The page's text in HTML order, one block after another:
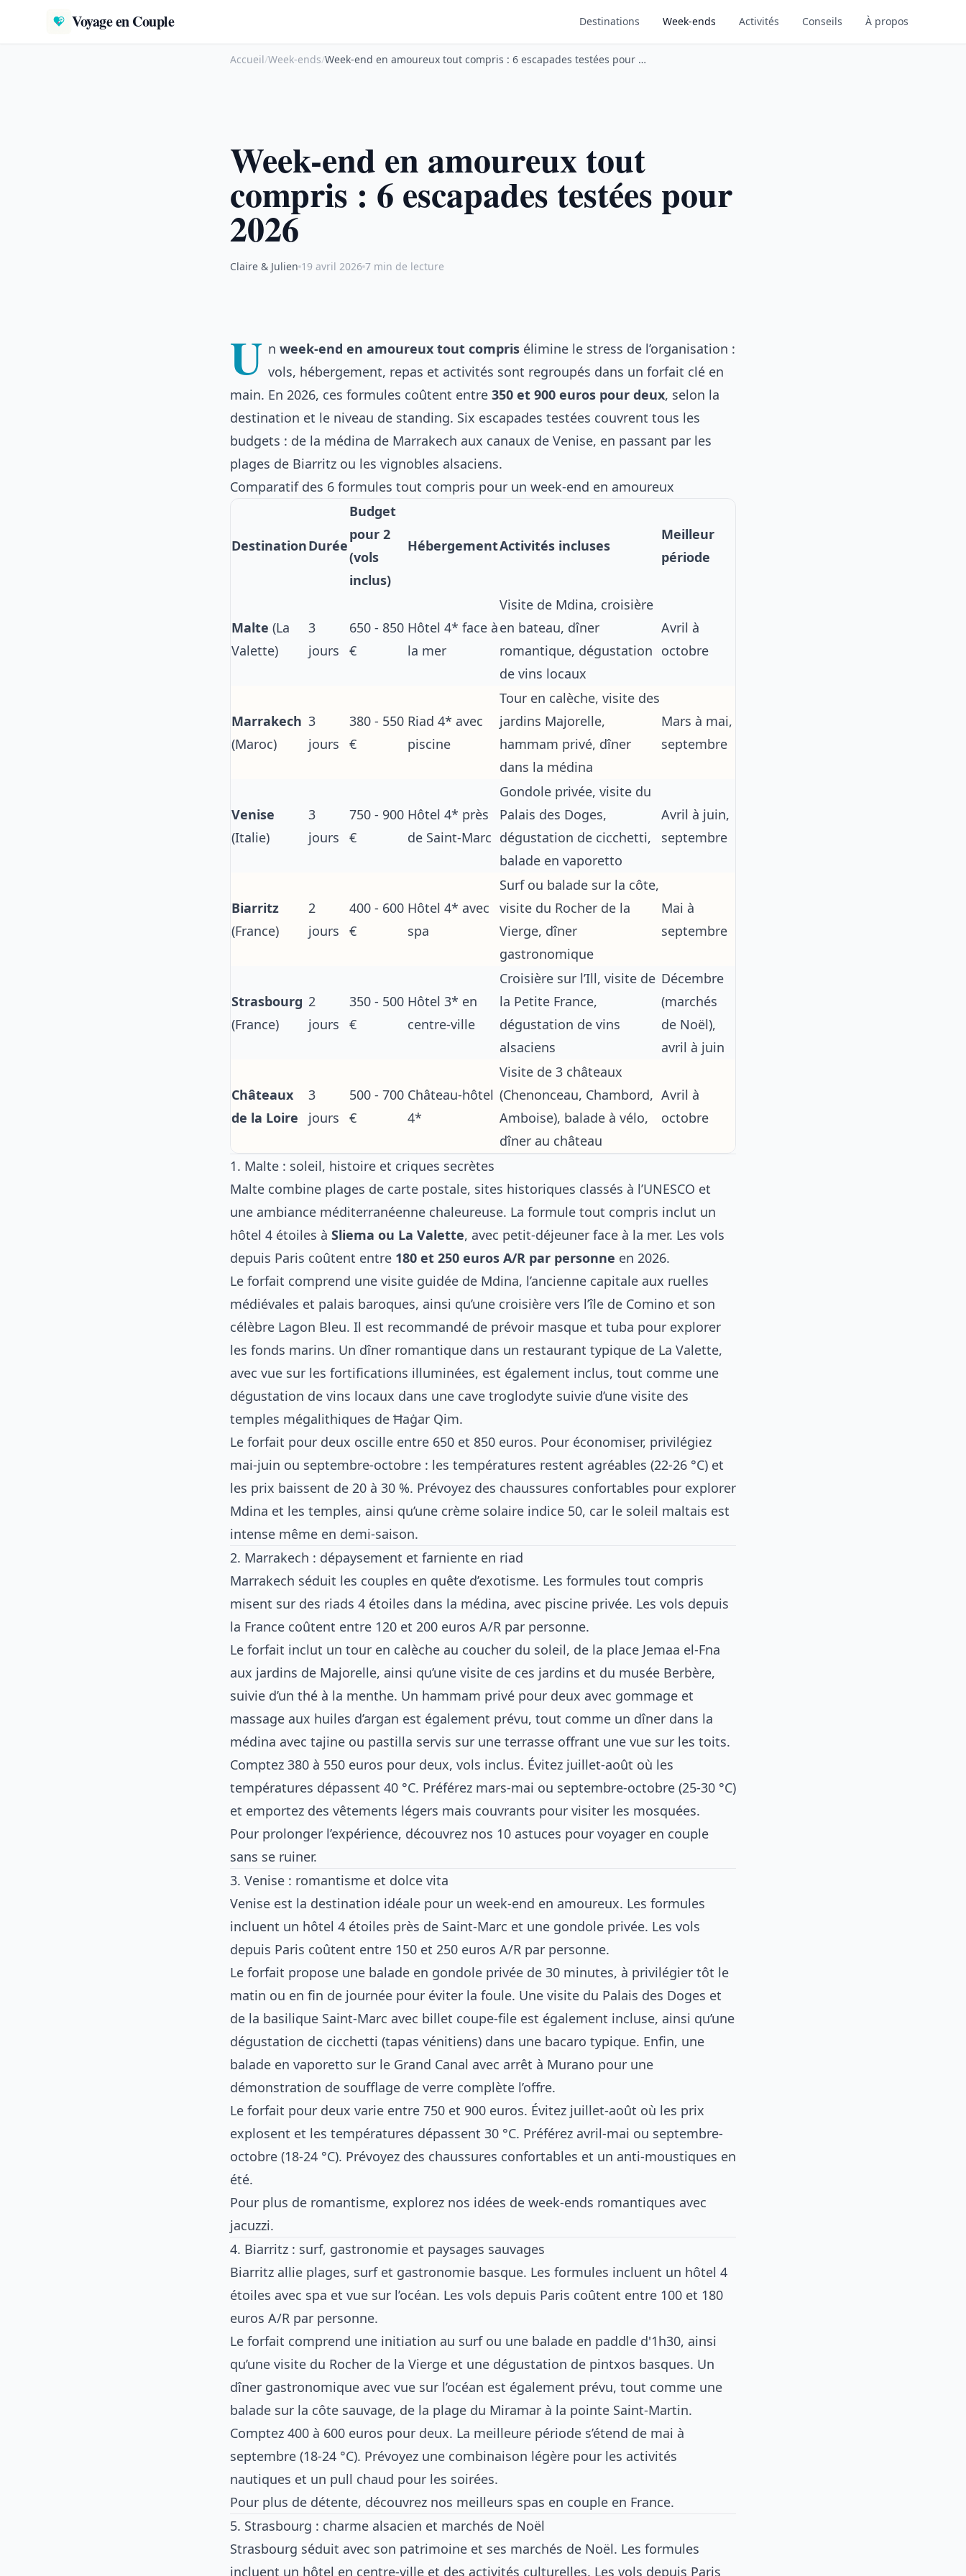
Voyage en Couple Destinations Week-ends Activités Conseils À propos
Accueil/Week-ends/Week-end en amoureux tout compris : 6 escapades testées pour …
Week-end en amoureux tout
compris : 6 escapades testées pour
2026
Claire & Julien 19 avril 2026 7 min de lecture
U n week-end en amoureux tout comprisélimine le stress de l’organisation :
vols, hébergement, repas et activités sont regroupés dans un forfait clé en
main. En 2026, ces formules coûtent entre 350 et 900 euros pour deux, selon la
destination et le niveau de standing. Six escapades testées couvrent tous les
budgets : de la médina de Marrakech aux canaux de Venise, en passant par les
plages de Biarritz ou les vignobles alsaciens.
Comparatif des 6 formules tout compris pour un week-end en amoureux
DestinationDurée
Budget
pour 2
(vols
inclus)
HébergementActivités incluses
Meilleur
période
Malte (La
Valette)
3
jours
650 - 850
€
Hôtel 4* face à
la mer
Visite de Mdina, croisière
en bateau, dîner
romantique, dégustation
de vins locaux
Avril à
octobre
Marrakech
(Maroc)
3
jours
380 - 550
€
Riad 4* avec
piscine
Tour en calèche, visite des
jardins Majorelle,
hammam privé, dîner
dans la médina
Mars à mai,
septembre
Venise
(Italie)
3
jours
750 - 900
€
Hôtel 4* près
de Saint-Marc
Gondole privée, visite du
Palais des Doges,
dégustation de cicchetti,
balade en vaporetto
Avril à juin,
septembre
Biarritz
(France)
2
jours
400 - 600
€
Hôtel 4* avec
spa
Surf ou balade sur la côte,
visite du Rocher de la
Vierge, dîner
gastronomique
Mai à
septembre
Strasbourg
(France)
2
jours
350 - 500
€
Hôtel 3* en
centre-ville
Croisière sur l’Ill, visite de
la Petite France,
dégustation de vins
alsaciens
Décembre
(marchés
de Noël),
avril à juin
Châteaux
de la Loire
3
jours
500 - 700
€
Château-hôtel
4*
Visite de 3 châteaux
(Chenonceau, Chambord,
Amboise), balade à vélo,
dîner au château
Avril à
octobre
1. Malte : soleil, histoire et criques secrètes
Malte combine plages de carte postale, sites historiques classés à l’UNESCO et
une ambiance méditerranéenne chaleureuse. La formule tout compris inclut un
hôtel 4 étoiles à Sliema ou La Valette, avec petit-déjeuner face à la mer. Les vols
depuis Paris coûtent entre 180 et 250 euros A/R par personne en 2026.
Le forfait comprend une visite guidée de Mdina, l’ancienne capitale aux ruelles
médiévales et palais baroques, ainsi qu’une croisière vers l’île de Comino et son
célèbre Lagon Bleu. Il est recommandé de prévoir masque et tuba pour explorer
les fonds marins. Un dîner romantique dans un restaurant typique de La Valette,
avec vue sur les fortifications illuminées, est également inclus, tout comme une
dégustation de vins locaux dans une cave troglodyte suivie d’une visite des
temples mégalithiques de Ħaġar Qim.
Le forfait pour deux oscille entre 650 et 850 euros. Pour économiser, privilégiez
mai-juin ou septembre-octobre : les températures restent agréables (22-26 °C) et
les prix baissent de 20 à 30 %. Prévoyez des chaussures confortables pour explorer
Mdina et les temples, ainsi qu’une crème solaire indice 50, car le soleil maltais est
intense même en demi-saison.
2. Marrakech : dépaysement et farniente en riad
Marrakech séduit les couples en quête d’exotisme. Les formules tout compris
misent sur des riads 4 étoiles dans la médina, avec piscine privée. Les vols depuis
la France coûtent entre 120 et 200 euros A/R par personne.
Le forfait inclut un tour en calèche au coucher du soleil, de la place Jemaa el-Fna
aux jardins de Majorelle, ainsi qu’une visite de ces jardins et du musée Berbère,
suivie d’un thé à la menthe. Un hammam privé pour deux avec gommage et
massage aux huiles d’argan est également prévu, tout comme un dîner dans la
médina avec tajine ou pastilla servis sur une terrasse offrant une vue sur les toits.
Comptez 380 à 550 euros pour deux, vols inclus. Évitez juillet-août où les
températures dépassent 40 °C. Préférez mars-mai ou septembre-octobre (25-30 °C)
et emportez des vêtements légers mais couvrants pour visiter les mosquées.
Pour prolonger l’expérience, découvrez nos 10 astuces pour voyager en couple
sans se ruiner.
3. Venise : romantisme et dolce vita
Venise est la destination idéale pour un week-end en amoureux. Les formules
incluent un hôtel 4 étoiles près de Saint-Marc et une gondole privée. Les vols
depuis Paris coûtent entre 150 et 250 euros A/R par personne.
Le forfait propose une balade en gondole privée de 30 minutes, à privilégier tôt le
matin ou en fin de journée pour éviter la foule. Une visite du Palais des Doges et
de la basilique Saint-Marc avec billet coupe-file est également incluse, ainsi qu’une
dégustation de cicchetti (tapas vénitiens) dans une bacaro typique. Enfin, une
balade en vaporetto sur le Grand Canal avec arrêt à Murano pour une
démonstration de soufflage de verre complète l’offre.
Le forfait pour deux varie entre 750 et 900 euros. Évitez juillet-août où les prix
explosent et les températures dépassent 30 °C. Préférez avril-mai ou septembre-
octobre (18-24 °C). Prévoyez des chaussures confortables et un anti-moustiques en
été.
Pour plus de romantisme, explorez nos idées de week-ends romantiques avec
jacuzzi.
4. Biarritz : surf, gastronomie et paysages sauvages
Biarritz allie plages, surf et gastronomie basque. Les formules incluent un hôtel 4
étoiles avec spa et vue sur l’océan. Les vols depuis Paris coûtent entre 100 et 180
euros A/R par personne.
Le forfait comprend une initiation au surf ou une balade en paddle d'1h30, ainsi
qu’une visite du Rocher de la Vierge et une dégustation de pintxos basques. Un
dîner gastronomique avec vue sur l’océan est également prévu, tout comme une
balade sur la côte sauvage, de la plage du Miramar à la pointe Saint-Martin.
Comptez 400 à 600 euros pour deux. La meilleure période s’étend de mai à
septembre (18-24 °C). Prévoyez une combinaison légère pour les activités
nautiques et un pull chaud pour les soirées.
Pour plus de détente, découvrez nos meilleurs spas en couple en France.
5. Strasbourg : charme alsacien et marchés de Noël
Strasbourg séduit avec son patrimoine et ses marchés de Noël. Les formules
incluent un hôtel en centre-ville et des activités culturelles. Les vols depuis Paris